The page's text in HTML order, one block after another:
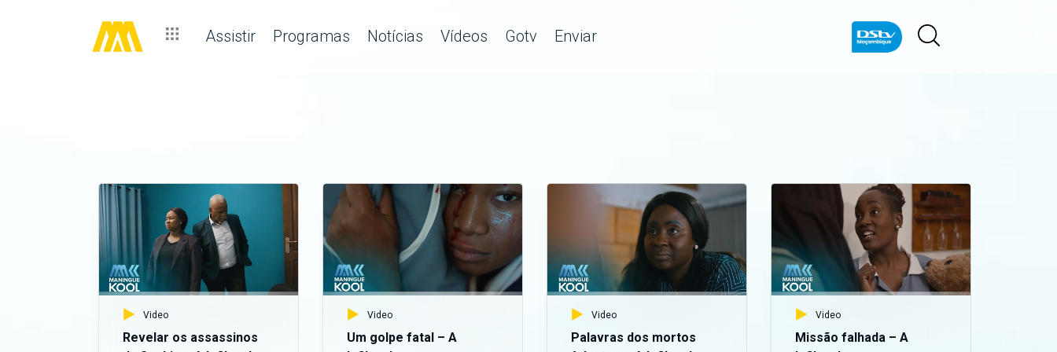
Assistir Programas Notícias Vídeos Gotv Enviar
Video
Revelar os assassinos
Video
Um golpe fatal – A
Video
Palavras dos mortos
Video
Missão falhada – A